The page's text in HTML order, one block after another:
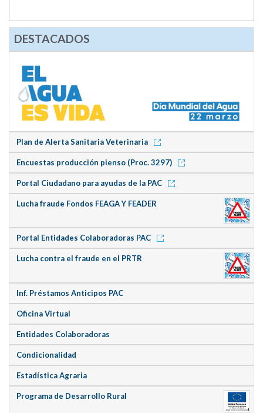
DESTACADOS
Plan de Alerta Sanitaria Veterinaria
Encuestas producción pienso (Proc. 3297)
Portal Ciudadano para ayudas de la PAC
Lucha fraude Fondos FEAGA Y FEADER
Portal Entidades Colaboradoras PAC
Lucha contra el fraude en el PRTR
Inf. Préstamos Anticipos PAC
Oficina Virtual
Entidades Colaboradoras
Condicionalidad
Estadística Agraria
Programa de Desarrollo Rural